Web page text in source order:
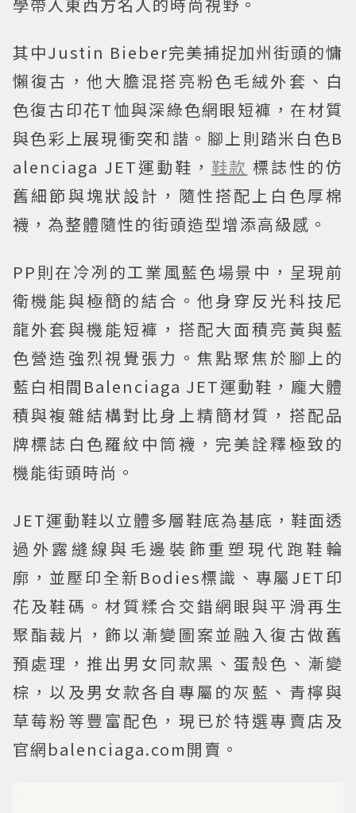
其中Justin Bieber完美捕捉加州街頭的慵
懶復古，他大膽混搭亮粉色毛絨外套、白
色復古印花T恤與深綠色網眼短褲，在材質
與色彩上展現衝突和諧。腳上則踏米白色B
alenciaga JET運動鞋， 鞋款 標誌性的仿
舊細節與塊狀設計，隨性搭配上白色厚棉
襪，為整體隨性的街頭造型增添高級感。
PP則在冷冽的工業風藍色場景中，呈現前
衛機能與極簡的結合。他身穿反光科技尼
龍外套與機能短褲，搭配大面積亮黃與藍
色營造強烈視覺張力。焦點聚焦於腳上的
藍白相間Balenciaga JET運動鞋，龐大體
積與複雜結構對比身上精簡材質，搭配品
牌標誌白色羅紋中筒襪，完美詮釋極致的
機能街頭時尚。
JET運動鞋以立體多層鞋底為基底，鞋面透
過外露縫線與毛邊裝飾重塑現代跑鞋輪
廓，並壓印全新Bodies標識、專屬JET印
花及鞋碼。材質糅合交錯網眼與平滑再生
聚酯裁片，飾以漸變圖案並融入復古做舊
預處理，推出男女同款黑、蛋殼色、漸變
棕，以及男女款各自專屬的灰藍、青檸與
草莓粉等豐富配色，現已於特選專賣店及
官網balenciaga.com開賣。